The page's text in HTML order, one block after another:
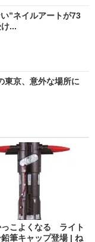
”ネイルアートが73
...
東京、意外な場所に
っこよくなる ライト
筆キャップ登場 | ね